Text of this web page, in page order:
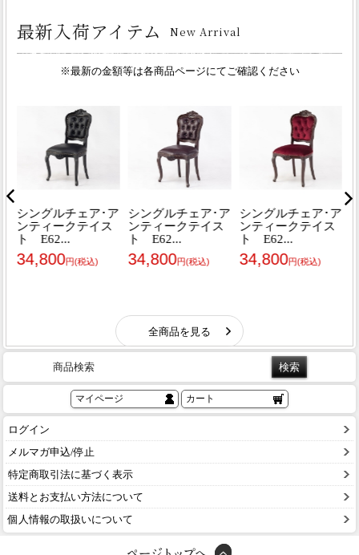
商品検索
マイページ カート
ログイン
メルマガ申込/停止
特定商取引法に基づく表示
送料とお支払い方法について
個人情報の取扱いについて